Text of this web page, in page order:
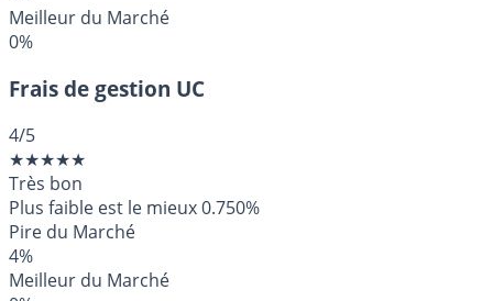
Meilleur du Marché
0%
Frais de gestion UC
4/5
★★★★★
Très bon
Plus faible est le mieux0.750%
Pire du Marché
4%
Meilleur du Marché